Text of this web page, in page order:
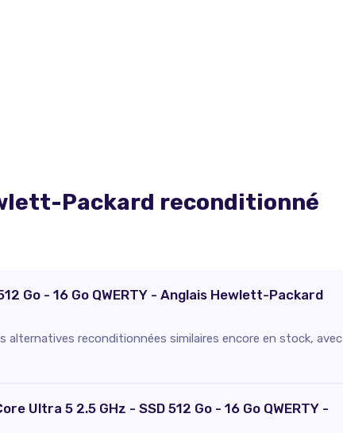
Packard reconditionné
Go - 16 Go QWERTY - Anglais Hewlett-Packard
reconditionnées similaires encore en stock, avec
Ultra 5 2.5 GHz - SSD 512 Go - 16 Go QWERTY -